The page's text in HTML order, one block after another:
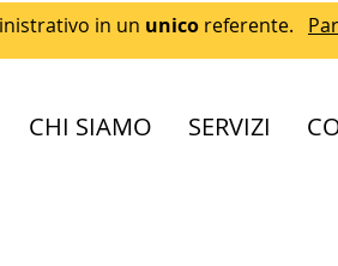
in un unico referente.
CHI SIAMO SERVIZI